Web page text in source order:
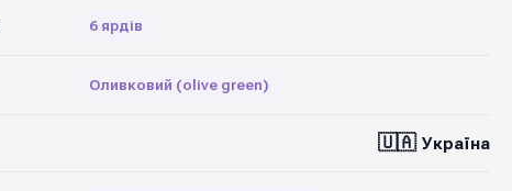
6 ярдів
Оливковий (olive green)
🇺🇦 Україна